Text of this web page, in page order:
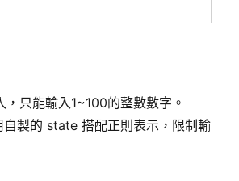
，只能輸入1~100的整數數字。
製的 state 搭配正則表示，限制輸